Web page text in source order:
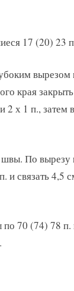
17 (20) 23
края
х 1 п., затем
По вырезу
и связать 4,5
70 (74) 78 п.